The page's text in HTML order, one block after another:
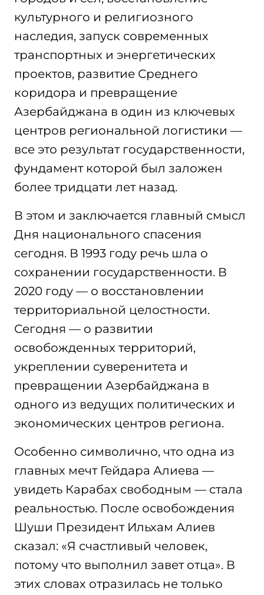
культурного и религиозного
наследия, запуск современных
транспортных и энергетических
проектов, развитие Среднего
коридора и превращение
Азербайджана в один из ключевых
центров региональной логистики —
все это результат государственности,
фундамент которой был заложен
более тридцати лет назад.
В этом и заключается главный смысл
Дня национального спасения
сегодня. В 1993 году речь шла о
сохранении государственности. В
2020 году — о восстановлении
территориальной целостности.
Сегодня — о развитии
освобожденных территорий,
укреплении суверенитета и
превращении Азербайджана в
одного из ведущих политических и
экономических центров региона.
Особенно символично, что одна из
главных мечт Гейдара Алиева —
увидеть Карабах свободным — стала
реальностью. После освобождения
Шуши Президент Ильхам Алиев
сказал: «Я счастливый человек,
потому что выполнил завет отца». В
этих словах отразилась не только